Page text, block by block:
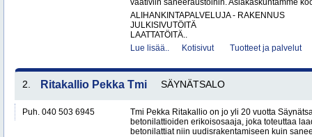
vaativiin saneeraustöihin. Asiakaskuntamme
ALIHANKINTAPALVELUJA - RAKENNUS
JULKISIVUTÖITÄ
LAATTATÖITÄ..
Lue lisää..
Kotisivut Tuotteet ja palvelut
2. Ritakallio Pekka Tmi SÄYNÄTSALO
Puh. 040 503 6945
Tmi Pekka Ritakallio on jo yli 20 vuotta
betonilattioiden erikoisosaaja, joka toteuttaa
betonilattiat niin uudisrakentamiseen kuin